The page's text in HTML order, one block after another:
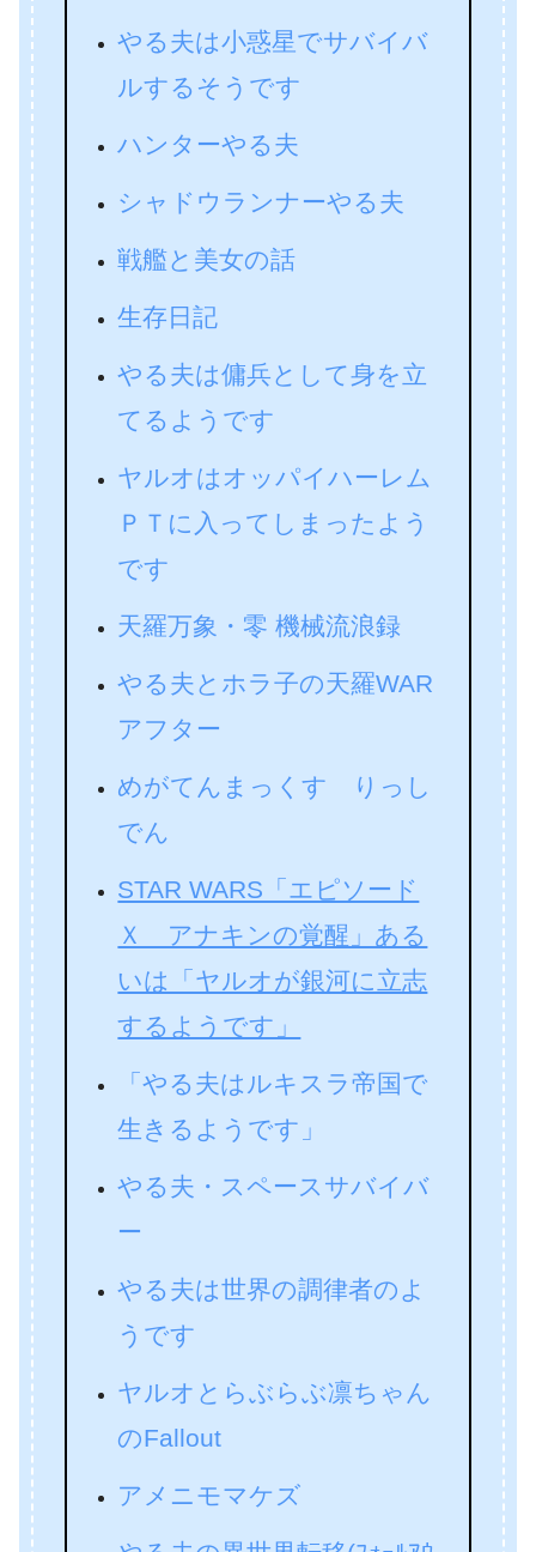
やる夫は小惑星でサバイバ
ルするそうです
ハンターやる夫
シャドウランナーやる夫
戦艦と美女の話
生存日記
やる夫は傭兵として身を立
てるようです
ヤルオはオッパイハーレム
ＰＴに入ってしまったよう
です
天羅万象・零 機械流浪録
やる夫とホラ子の天羅WAR
アフター
めがてんまっくす りっし
でん
STAR WARS「エピソード
Ｘ アナキンの覚醒」ある
いは「ヤルオが銀河に立志
するようです」
「やる夫はルキスラ帝国で
生きるようです」
やる夫・スペースサバイバ
ー
やる夫は世界の調律者のよ
うです
ヤルオとらぶらぶ凛ちゃん
のFallout
アメニモマケズ